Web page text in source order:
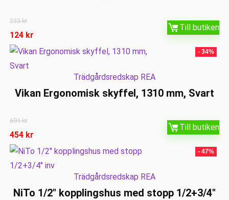
233kr
124 kr
Till butiken
- 34%
Trädgårdsredskap REA
Vikan Ergonomisk skyffel, 1310 mm, Svart
691kr
454 kr
Till butiken
- 47%
Trädgårdsredskap REA
NiTo 1/2″ kopplingshus med stopp 1/2+3/4″